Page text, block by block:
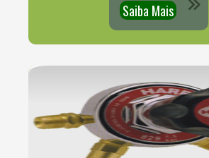
Saiba Mais